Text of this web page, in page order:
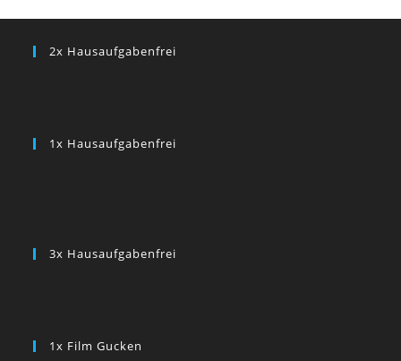
2x Hausaufgabenfrei
1x Hausaufgabenfrei
3x Hausaufgabenfrei
1x Film Gucken